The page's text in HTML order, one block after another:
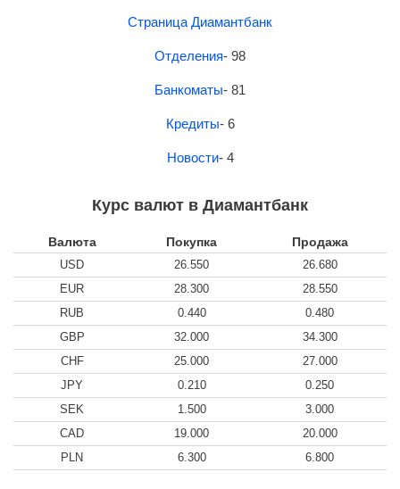
Страница Диамантбанк
Отделения- 98
Банкоматы- 81
Кредиты- 6
Новости- 4
Курс валют в Диамантбанк
Валюта Покупка Продажа
USD 26.550
26.680
EUR
28.300
28.550
RUB
0.440
0.480
GBP
32.000
34.300
CHF
25.000
27.000
JPY
0.210
0.250
SEK
1.500
3.000
CAD
19.000
20.000
PLN
6.300 6.800